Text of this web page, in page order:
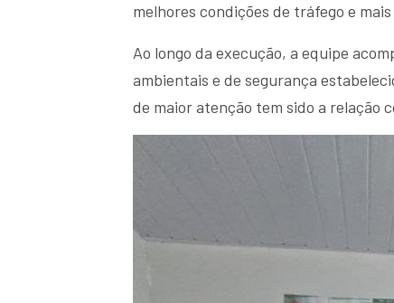
melhores condições de tráfego e
Ao longo da execução, a equipe
ambientais e de segurança
de maior atenção tem sido a relação